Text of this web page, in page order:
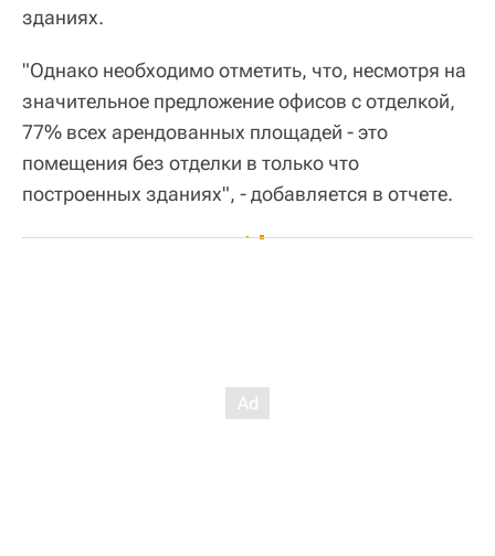
зданиях.
"Однако необходимо отметить, что, несмотря на
значительное предложение офисов с отделкой,
77% всех арендованных площадей - это
помещения без отделки в только что
построенных зданиях", - добавляется в отчете.